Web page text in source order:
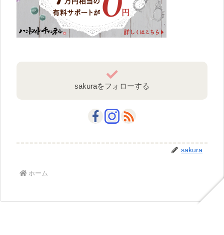
sakuraをフォローする
sakura
ホーム